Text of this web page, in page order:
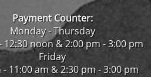
Payment Counter:
Monday - Thursday
12:30 noon & 2:00 pm - 3:00 pm
Friday
- 11:00 am & 2:30 pm - 3:00 pm